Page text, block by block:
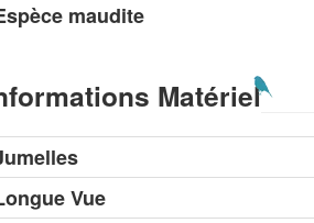
maudite
Matériel
Vue